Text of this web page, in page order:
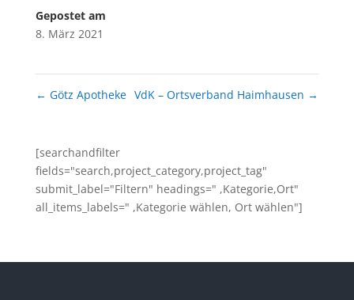
Gepostet am
8. März 2021
← Götz Apotheke VdK – Ortsverband Haimhausen →
[searchandfilter
fields="search,project_category,project_tag"
submit_label="Filtern" headings=" ,Kategorie,Ort"
all_items_labels=" ,Kategorie wählen, Ort wählen"]